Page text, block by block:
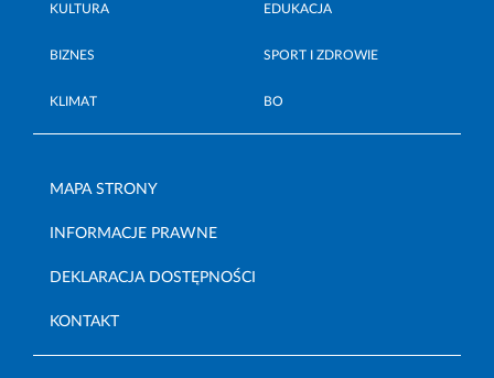
KULTURA EDUKACJA
BIZNES SPORT I ZDROWIE
KLIMAT BO
MAPA STRONY
INFORMACJE PRAWNE
DEKLARACJA DOSTĘPNOŚCI
KONTAKT